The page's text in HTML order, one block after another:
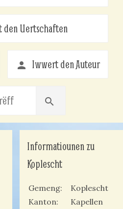
den Uertschaften
person Iwwert den Auteur
search
Informatiounen zu
Koplescht
Gemeng
Koplescht
Kanton
Kapellen